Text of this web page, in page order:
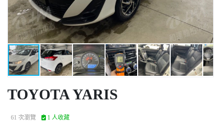
TOYOTA YARIS
61 次瀏覽 1 人收藏